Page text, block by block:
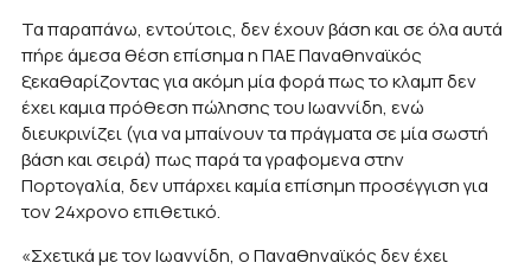
Τα παραπάνω, εντούτοις, δεν έχουν βάση και σε όλα αυτά
πήρε άμεσα θέση επίσημα η ΠΑΕ Παναθηναϊκός
ξεκαθαρίζοντας για ακόμη μία φορά πως το κλαμπ δεν
έχει καμια πρόθεση πώλησης του Ιωαννίδη, ενώ
διευκρινίζει (για να μπαίνουν τα πράγματα σε μία σωστή
βάση και σειρά) πως παρά τα γραφομενα στην
Πορτογαλία, δεν υπάρχει καμία επίσημη προσέγγιση για
τον 24χρονο επιθετικό.
«Σχετικά με τον Ιωαννίδη, ο Παναθηναϊκός δεν έχει